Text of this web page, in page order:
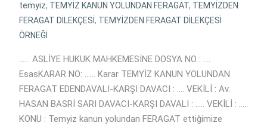
temyiz, TEMYİZ KANUN YOLUNDAN FERAGAT, TEMYİZDEN
FERAGAT DİLEKÇESİ , TEMYİZDEN FERAGAT DİLEKÇESİ
ÖRNEĞİ
…… ASLİYE HUKUK MAHKEMESİNE DOSYA NO : ….
EsasKARAR NO: …… Karar TEMYİZ KANUN YOLUNDAN
FERAGAT EDENDAVALI-KARŞI DAVACI : …. VEKİLİ : Av.
HASAN BASRİ SARI DAVACI-KARŞI DAVALI : ….. VEKİLİ : …..
KONU : Temyiz kanun yolundan FERAGAT ettiğimize